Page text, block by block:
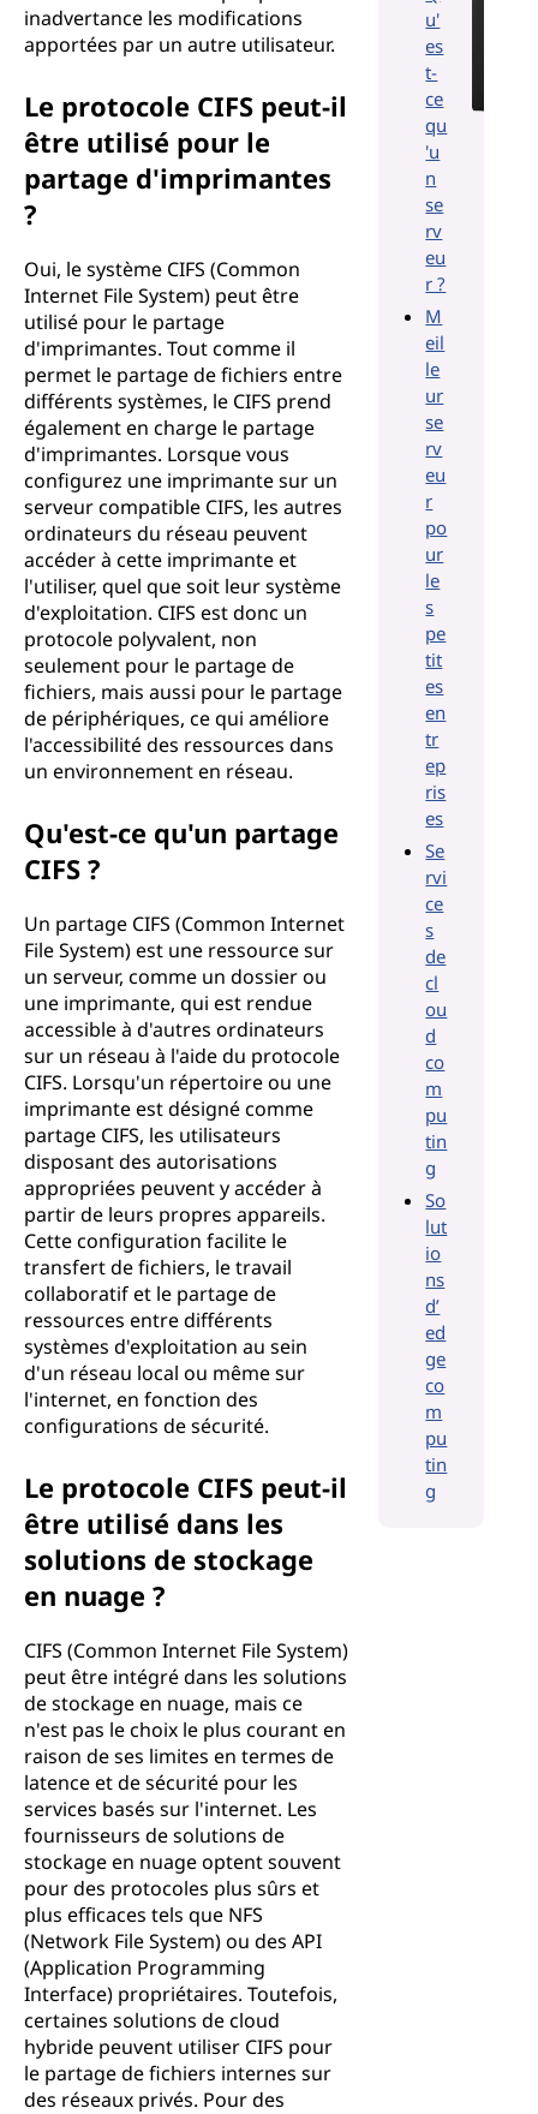
inadvertance les modifications
apportées par un autre utilisateur.
Le protocole CIFS peut-il
être utilisé pour le
partage d'imprimantes
?
Oui, le système CIFS (Common
Internet File System) peut être
utilisé pour le partage
d'imprimantes. Tout comme il
permet le partage de fichiers entre
différents systèmes, le CIFS prend
également en charge le partage
d'imprimantes. Lorsque vous
configurez une imprimante sur un
serveur compatible CIFS, les autres
ordinateurs du réseau peuvent
accéder à cette imprimante et
l'utiliser, quel que soit leur système
d'exploitation. CIFS est donc un
protocole polyvalent, non
seulement pour le partage de
fichiers, mais aussi pour le partage
de périphériques, ce qui améliore
l'accessibilité des ressources dans
un environnement en réseau.
Qu'est-ce qu'un partage
CIFS ?
Un partage CIFS (Common Internet
File System) est une ressource sur
un serveur, comme un dossier ou
une imprimante, qui est rendue
accessible à d'autres ordinateurs
sur un réseau à l'aide du protocole
CIFS. Lorsqu'un répertoire ou une
imprimante est désigné comme
partage CIFS, les utilisateurs
disposant des autorisations
appropriées peuvent y accéder à
partir de leurs propres appareils.
Cette configuration facilite le
transfert de fichiers, le travail
collaboratif et le partage de
ressources entre différents
systèmes d'exploitation au sein
d'un réseau local ou même sur
l'internet, en fonction des
configurations de sécurité.
Le protocole CIFS peut-il
être utilisé dans les
solutions de stockage
en nuage ?
CIFS (Common Internet File System)
peut être intégré dans les solutions
de stockage en nuage, mais ce
n'est pas le choix le plus courant en
raison de ses limites en termes de
latence et de sécurité pour les
services basés sur l'internet. Les
fournisseurs de solutions de
stockage en nuage optent souvent
pour des protocoles plus sûrs et
plus efficaces tels que NFS
(Network File System) ou des API
(Application Programming
Interface) propriétaires. Toutefois,
certaines solutions de cloud
hybride peuvent utiliser CIFS pour
le partage de fichiers internes sur
des réseaux privés. Pour des
u'
es
t-
ce
qu
'u
n
se
rv
eu
r ?
M
eil
le
ur
se
rv
eu
r
po
ur
le
s
pe
tit
es
en
tr
ep
ris
es
Se
rvi
ce
s
de
cl
ou
d
co
m
pu
tin
g
So
lut
io
ns
d’
ed
ge
co
m
pu
tin
g